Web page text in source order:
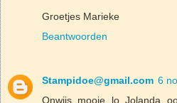
Groetjes Marieke
Beantwoorden
Stampidoe@gmail.com 6
Onwijs mooie lo Jolanda